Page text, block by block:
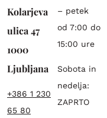
Kolarjeva
ulica 47
1000
Ljubljana
+386 1 230
65 80
– petek
od 7:00 do
15:00 ure
Sobota in
nedelja:
ZAPRTO